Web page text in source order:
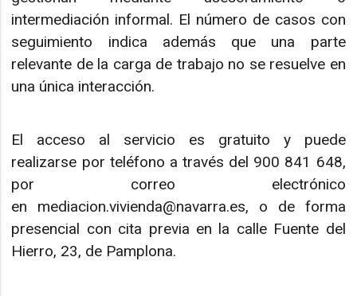
intermediación informal. El número de casos con
seguimiento indica además que una parte
relevante de la carga de trabajo no se resuelve en
una única interacción.
El acceso al servicio es gratuito y puede
realizarse por teléfono a través del 900 841 648,
por correo electrónico
en mediacion.vivienda@navarra.es, o de forma
presencial con cita previa en la calle Fuente del
Hierro, 23, de Pamplona.